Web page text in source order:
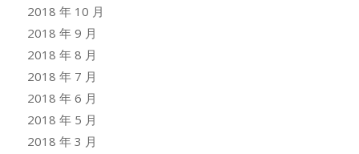
2018 年 10 月
2018 年 9 月
2018 年 8 月
2018 年 7 月
2018 年 6 月
2018 年 5 月
2018 年 3 月